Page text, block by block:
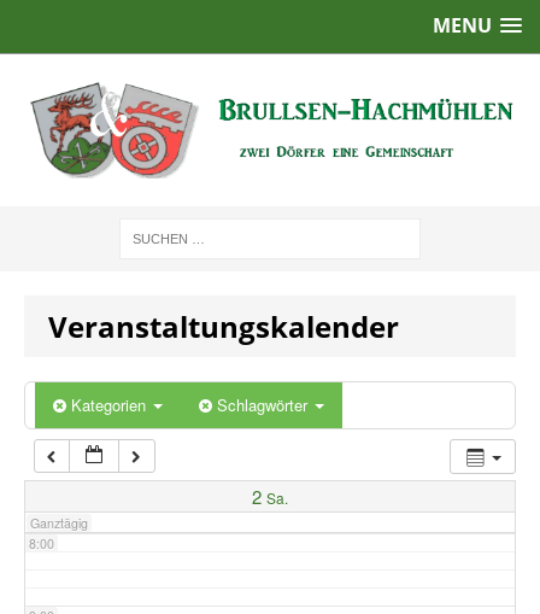
MENU
Veranstaltungskalender
Kategorien Schlagwörter
2 Sa.
Ganztägig
2:00
5:00
7:00
8:00